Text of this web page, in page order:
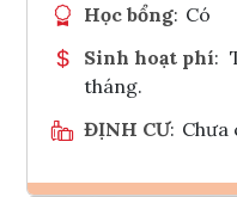
Học bổng: Có
Sinh hoạt phí:
tháng.
ĐỊNH CƯ: